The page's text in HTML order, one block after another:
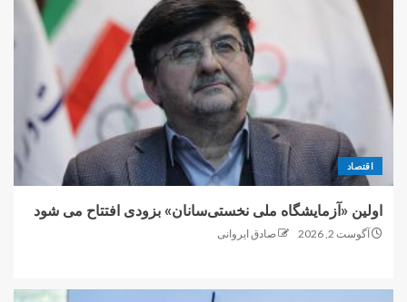
اقتصاد
اولین «آزمایشگاه ملی نخستی‌سانان» بزودی افتتاح می شود
آگوست 2, 2026 صادق ایروانی